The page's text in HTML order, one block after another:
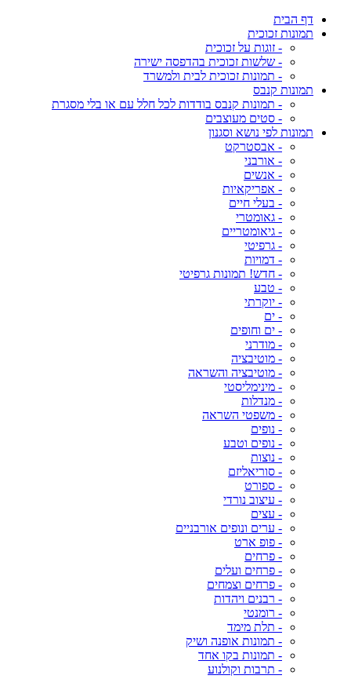
דף הבית
תמונות זכוכית
- זוגות על זכוכית
- שלשות זכוכית בהדפסה ישירה
- תמונות זכוכית לבית ולמשרד
תמונות קנבס
- תמונות קנבס בודדות לכל חלל עם או בלי מסגרת
- סטים מעוצבים
תמונות לפי נושא וסגנון
- אבסטרקט
- אורבני
- אנשים
- אפריקאיות
- בעלי חיים
- גאומטרי
- גיאומטריים
- גרפיטי
- דמויות
- חדש! תמונות גרפיטי
- טבע
- יוקרתי
- ים
- ים וחופים
- מודרני
- מוטיבציה
- מוטיבציה והשראה
- מינימליסטי
- מנדלות
- משפטי השראה
- נופים
- נופים וטבע
- נוצות
- סוריאליזם
- ספורט
- עיצוב נורדי
- עצים
- ערים ונופים אורבניים
- פופ ארט
- פרחים
- פרחים ועלים
- פרחים וצמחים
- רבנים ויהדות
- רומנטי
- תלת מימד
- תמונות אופנה ושיק
- תמונות בקו אחד
- תרבות וקולנוע